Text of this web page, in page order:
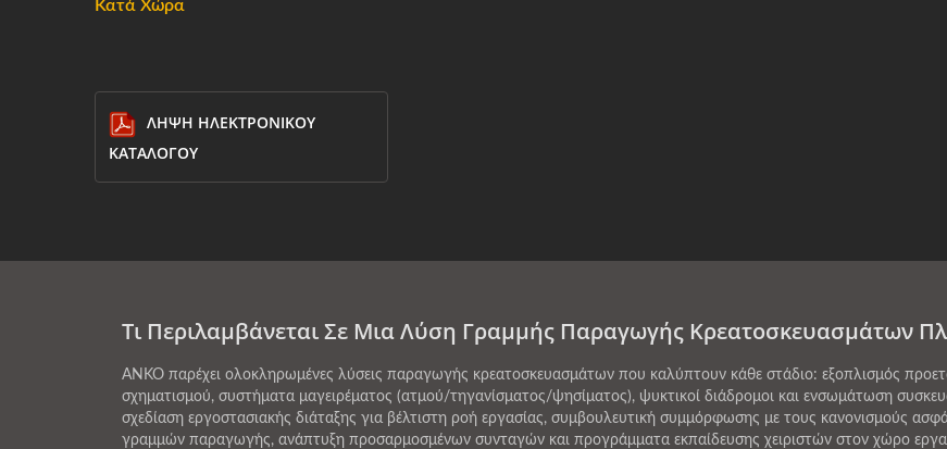
Κατά Χώρα
ΛΉΨΗ ΗΛΕΚΤΡΟΝΙΚΟΎ
ΚΑΤΑΛΌΓΟΥ
Τι Περιλαμβάνεται Σε Μια Λύση Γραμμής Παραγωγής Κρεατοσκευασμάτων
ANKO παρέχει ολοκληρωμένες λύσεις παραγωγής κρεατοσκευασμάτων που καλύπτουν κάθε στάδιο: εξοπλισμός
σχηματισμού, συστήματα μαγειρέματος (ατμού/τηγανίσματος/ψησίματος), ψυκτικοί διάδρομοι και ενσωμάτωση
σχεδίαση εργοστασιακής διάταξης για βέλτιστη ροή εργασίας, συμβουλευτική συμμόρφωσης με τους κανονισμούς
γραμμών παραγωγής, ανάπτυξη προσαρμοσμένων συνταγών και προγράμματα εκπαίδευσης χειριστών στον χώρο